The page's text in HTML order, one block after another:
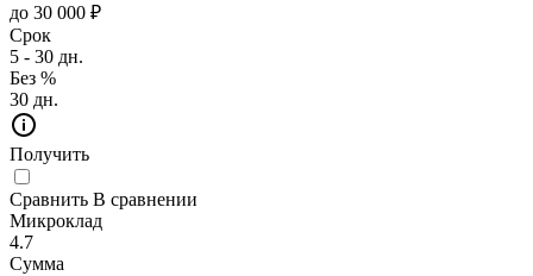
до 30 000 ₽
Срок
5 - 30 дн.
Без %
30 дн.
Получить
Сравнить В сравнении
Микроклад
4.7
Сумма